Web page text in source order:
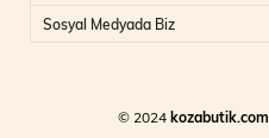
Sosyal Medyada Biz
© 2024kozabutik.com